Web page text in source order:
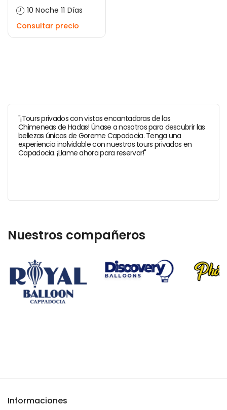
10 Noche 11 Días
Consultar precio
"¡Tours privados con vistas encantadoras de las
Chimeneas de Hadas! Únase a nosotros para descubrir las
bellezas únicas de Goreme Capadocia. Tenga una
experiencia inolvidable con nuestros tours privados en
Capadocia. ¡Llame ahora para reservar!"
Nuestros compañeros
Informaciones